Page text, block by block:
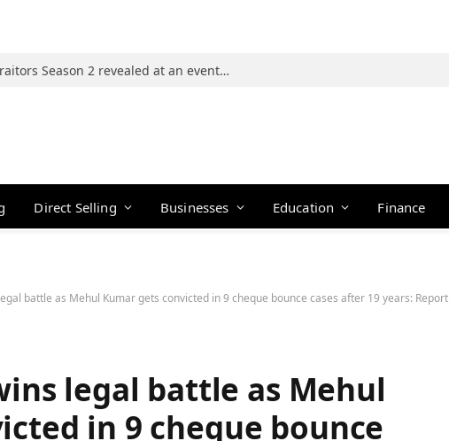
Photos: 21 players of The Traitors Season 2 revealed at an event in Mumbai
Direct Selling Businesses Education Finance
battle as Mehul Kumar gets convicted in 9 cheque bounce cases after 19 years: Report
legal battle as Mehul
in 9 cheque bounce